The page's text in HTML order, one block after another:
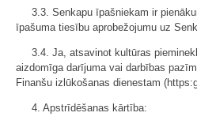
3.3. Senkapu īpašniekam ir
īpašuma tiesību aprobežojumu uz
3.4. Ja, atsavinot kultūras
aizdomīga darījuma vai darbības
Finanšu izlūkošanas dienestam
4. Apstrīdēšanas kārtība: